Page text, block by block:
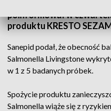
poinformował w
produktu KRESTO
Sanepid podał, że obecność
Salmonella Livingstone
w 1 z 5 badanych próbek.
Spożycie produktu
Salmonella wiąże się z